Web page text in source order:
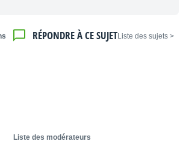
< Liste des sujets
RÉPONDRE À CE SUJET
Liste des modérateurs